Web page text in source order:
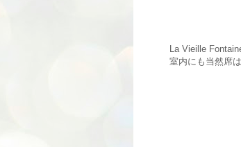
La Vieille
室内にも当然席